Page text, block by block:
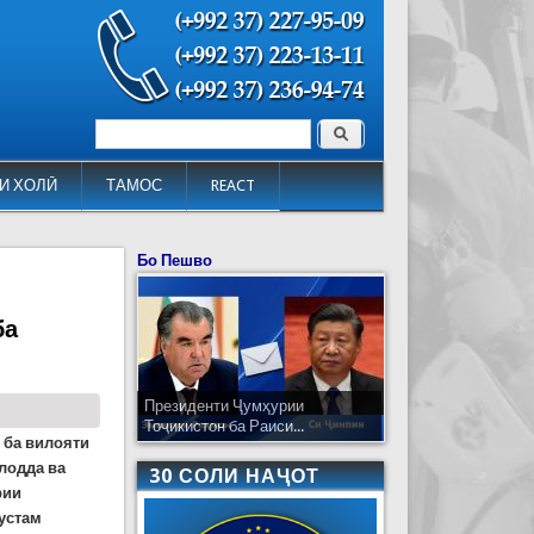
ХОЛӢ ТАМОС REACT
Форма поиска Поиск
вилояти
ва
Бо Пешво
Президенти Ҷумҳурии
Тоҷикистон ба Раиси...
30 СОЛИ НАҶОТ